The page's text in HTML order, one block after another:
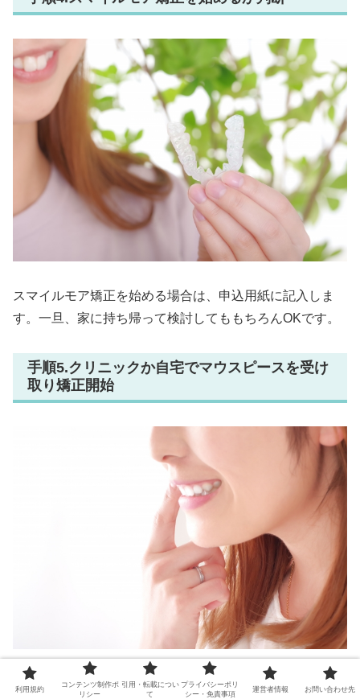
スマイルモア矯正を始める場合は、申込用紙に記入しま
す。一旦、家に持ち帰って検討してももちろんOKです。
手順5.クリニックか自宅でマウスピースを受け
取り矯正開始
あなただけのマウスピース装置を製作し、受け取ります。
利用規約
コンテンツ制作ポ
リシー
引用・転載につい
て
プライバシーポリ
シー・免責事項
運営者情報 お問い合わせ先